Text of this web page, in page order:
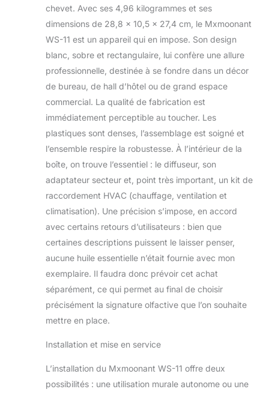
modes de travail
intelligents en
fonction de vos
besoins. 【Haute
Atomisation, Large
Diffusion】
Diffusion de parfum
sans eau. Ce
produit utilise la
nébulisation à froid
et non la
technologie à
permet une
libération plus
complète des huiles
essentielles et évite
fréquemment de
l'eau et de l'huile.
【Moins d'entretien,
bonne hygiène】La
brouillard
ultrasonique
support de
nécessite un
nettoyage fréquent
chevet. Avec ses 4,96 kilogrammes et ses
dimensions de 28,8 x 10,5 x 27,4 cm, le Mxmoonant
WS-11 est un appareil qui en impose. Son design
blanc, sobre et rectangulaire, lui confère une allure
professionnelle, destinée à se fondre dans un décor
de bureau, de hall d’hôtel ou de grand espace
commercial. La qualité de fabrication est
immédiatement perceptible au toucher. Les
plastiques sont denses, l’assemblage est soigné et
l’ensemble respire la robustesse. À l’intérieur de la
boîte, on trouve l’essentiel : le diffuseur, son
adaptateur secteur et, point très important, un kit de
raccordement HVAC (chauffage, ventilation et
climatisation). Une précision s’impose, en accord
avec certains retours d’utilisateurs : bien que
certaines descriptions puissent le laisser penser,
aucune huile essentielle n’était fournie avec mon
exemplaire. Il faudra donc prévoir cet achat
séparément, ce qui permet au final de choisir
précisément la signature olfactive que l’on souhaite
mettre en place.
Installation et mise en service
L’installation du Mxmoonant WS-11 offre deux
possibilités : une utilisation murale autonome ou une